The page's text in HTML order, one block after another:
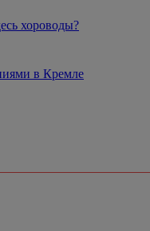
хороводы?
в Кремле